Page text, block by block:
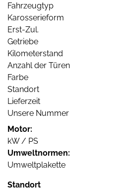
Fahrzeugtyp
Karosserieform
Erst-Zul.
Getriebe
Kilometerstand
Anzahl der Türen
Farbe
Standort
Lieferzeit
Unsere Nummer
Motor:
kW / PS
Umweltnormen:
Umweltplakette
Standort